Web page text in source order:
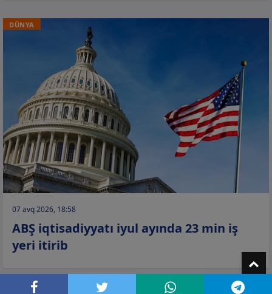
DÜNYA
07 avq 2026, 18:58
ABŞ iqtisadiyyatı iyul ayında 23 min iş
yeri itirib